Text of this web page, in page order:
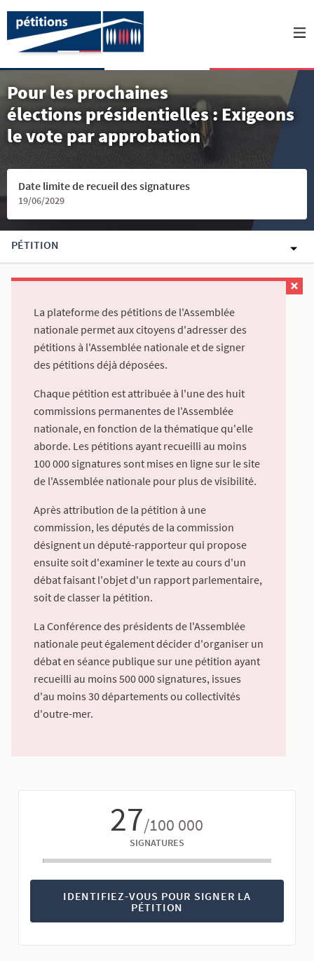
Pour les prochaines
élections présidentielles : Exigeons
le vote par approbation
Date limite de recueil des signatures
19/06/2029
PÉTITION
La plateforme des pétitions de l'Assemblée
nationale permet aux citoyens d'adresser des
pétitions à l'Assemblée nationale et de signer
des pétitions déjà déposées.
Chaque pétition est attribuée à l'une des huit
commissions permanentes de l'Assemblée
nationale, en fonction de la thématique qu'elle
aborde. Les pétitions ayant recueilli au moins
100 000 signatures sont mises en ligne sur le site
de l'Assemblée nationale pour plus de visibilité.
Après attribution de la pétition à une
commission, les députés de la commission
désignent un député-rapporteur qui propose
ensuite soit d'examiner le texte au cours d'un
débat faisant l'objet d'un rapport parlementaire,
soit de classer la pétition.
La Conférence des présidents de l'Assemblée
nationale peut également décider d'organiser un
débat en séance publique sur une pétition ayant
recueilli au moins 500 000 signatures, issues
d'au moins 30 départements ou collectivités
d'outre-mer.
27/100 000
SIGNATURES
IDENTIFIEZ-VOUS POUR SIGNER LA
PÉTITION